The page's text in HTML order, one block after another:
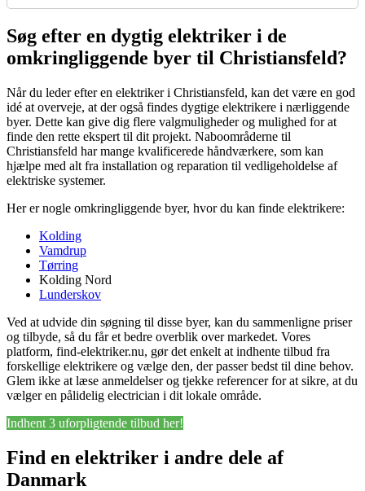
Søg efter en dygtig elektriker i de
omkringliggende byer til Christiansfeld?
Når du leder efter en elektriker i Christiansfeld, kan det være en god
idé at overveje, at der også findes dygtige elektrikere i nærliggende
byer. Dette kan give dig flere valgmuligheder og mulighed for at
finde den rette ekspert til dit projekt. Naboområderne til
Christiansfeld har mange kvalificerede håndværkere, som kan
hjælpe med alt fra installation og reparation til vedligeholdelse af
elektriske systemer.
Her er nogle omkringliggende byer, hvor du kan finde elektrikere:
Kolding
Vamdrup
Tørring
Kolding Nord
Lunderskov
Ved at udvide din søgning til disse byer, kan du sammenligne priser
og tilbyde, så du får et bedre overblik over markedet. Vores
platform, find-elektriker.nu, gør det enkelt at indhente tilbud fra
forskellige elektrikere og vælge den, der passer bedst til dine behov.
Glem ikke at læse anmeldelser og tjekke referencer for at sikre, at du
vælger en pålidelig electrician i dit lokale område.
Indhent 3 uforpligtende tilbud her!
Find en elektriker i andre dele af
Danmark